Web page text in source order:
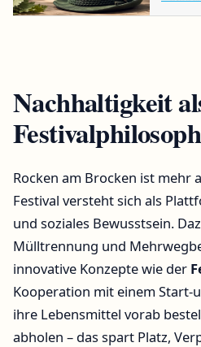
Nachhaltigkeit
Rocken am Brocken ist mehr
Festival versteht sich als
und soziales Bewusstsein.
Mülltrennung und
innovative Konzepte wie der
Kooperation mit einem Start-
ihre Lebensmittel vorab
abholen – das spart Platz,